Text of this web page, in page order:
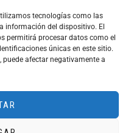
tecnologías como las
información del dispositivo. El
permitirá procesar datos como el
únicas en este sitio.
afectar negativamente a
926